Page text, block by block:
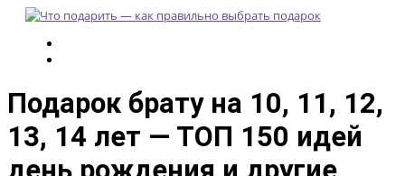
Подарок брату на 10, 11, 12,
13, 14 лет — ТОП 150 идей